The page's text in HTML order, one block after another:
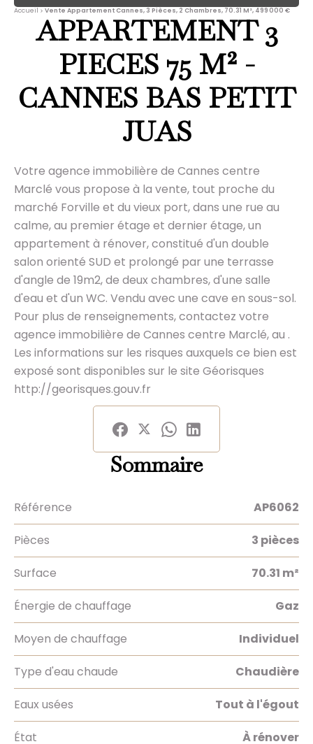
Accueil Vente Appartement Cannes, 3 Pièces, 2 Chambres, 70.31 M², 499 000 €
APPARTEMENT 3
PIECES 75 M² -
CANNES BAS PETIT
JUAS
Votre agence immobilière de Cannes centre
Marclé vous propose à la vente, tout proche du
marché Forville et du vieux port, dans une rue au
calme, au premier étage et dernier étage, un
appartement à rénover, constitué d'un double
salon orienté SUD et prolongé par une terrasse
d'angle de 19m2, de deux chambres, d'une salle
d'eau et d'un WC. Vendu avec une cave en sous-sol.
Pour plus de renseignements, contactez votre
agence immobilière de Cannes centre Marclé, au .
Les informations sur les risques auxquels ce bien est
exposé sont disponibles sur le site Géorisques
http://georisques.gouv.fr
Sommaire
Référence AP6062
Pièces 3 pièces
Surface 70.31 m²
Énergie de chauffage Gaz
Moyen de chauffage Individuel
Type d'eau chaude Chaudière
Eaux usées Tout à l'égout
État À rénover